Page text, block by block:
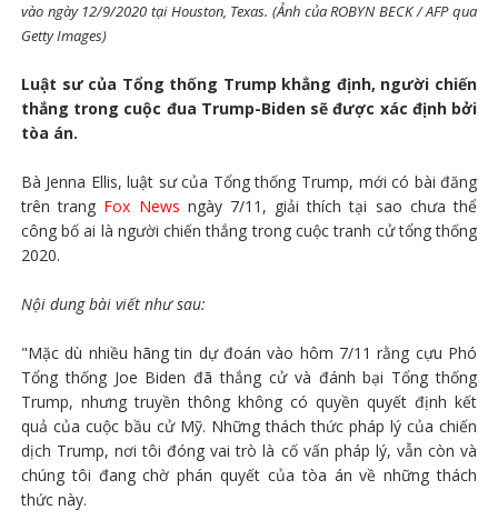
vào ngày 12/9/2020 tại Houston, Texas. (Ảnh của ROBYN BECK / AFP qua
Getty Images)
Luật sư của Tổng thống Trump khẳng định, người chiến
thắng trong cuộc đua Trump-Biden sẽ được xác định bởi
tòa án.
Bà Jenna Ellis, luật sư của Tổng thống Trump, mới có bài đăng
trên trang Fox News ngày 7/11, giải thích tại sao chưa thể
công bố ai là người chiến thắng trong cuộc tranh cử tổng thống
2020.
Nội dung bài viết như sau:
"Mặc dù nhiều hãng tin dự đoán vào hôm 7/11 rằng cựu Phó
Tổng thống Joe Biden đã thắng cử và đánh bại Tổng thống
Trump, nhưng truyền thông không có quyền quyết định kết
quả của cuộc bầu cử Mỹ. Những thách thức pháp lý của chiến
dịch Trump, nơi tôi đóng vai trò là cố vấn pháp lý, vẫn còn và
chúng tôi đang chờ phán quyết của tòa án về những thách
thức này.